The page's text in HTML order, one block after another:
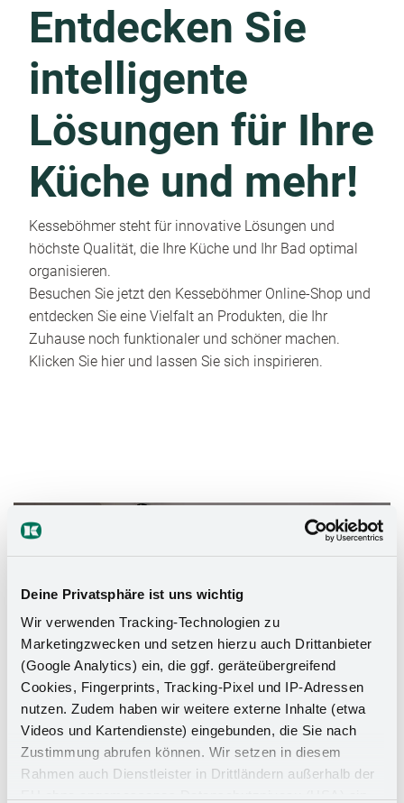
Deine Privatsphäre ist uns wichtig
Wir verwenden Tracking-Technologien zu
Marketingzwecken und setzen hierzu auch Drittanbieter
(Google Analytics) ein, die ggf. geräteübergreifend
Cookies, Fingerprints, Tracking-Pixel und IP-Adressen
nutzen. Zudem haben wir weitere externe Inhalte (etwa
Videos und Kartendienste) eingebunden, die Sie nach
Zustimmung abrufen können. Wir setzen in diesem
Rahmen auch Dienstleister in Drittländern außerhalb der
Entdecken Sie
intelligente
Lösungen für Ihre
Küche und mehr!
Kesseböhmer steht für innovative Lösungen und
höchste Qualität, die Ihre Küche und Ihr Bad optimal
organisieren.
Besuchen Sie jetzt den Kesseböhmer Online-Shop und
entdecken Sie eine Vielfalt an Produkten, die Ihr
Zuhause noch funktionaler und schöner machen.
Klicken Sie hier und lassen Sie sich inspirieren.
Das Stauraumwunder für Ihr
Badezimmer